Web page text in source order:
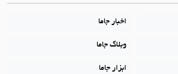
اخبار جاما
وبلاگ جاما
ابزار جاما